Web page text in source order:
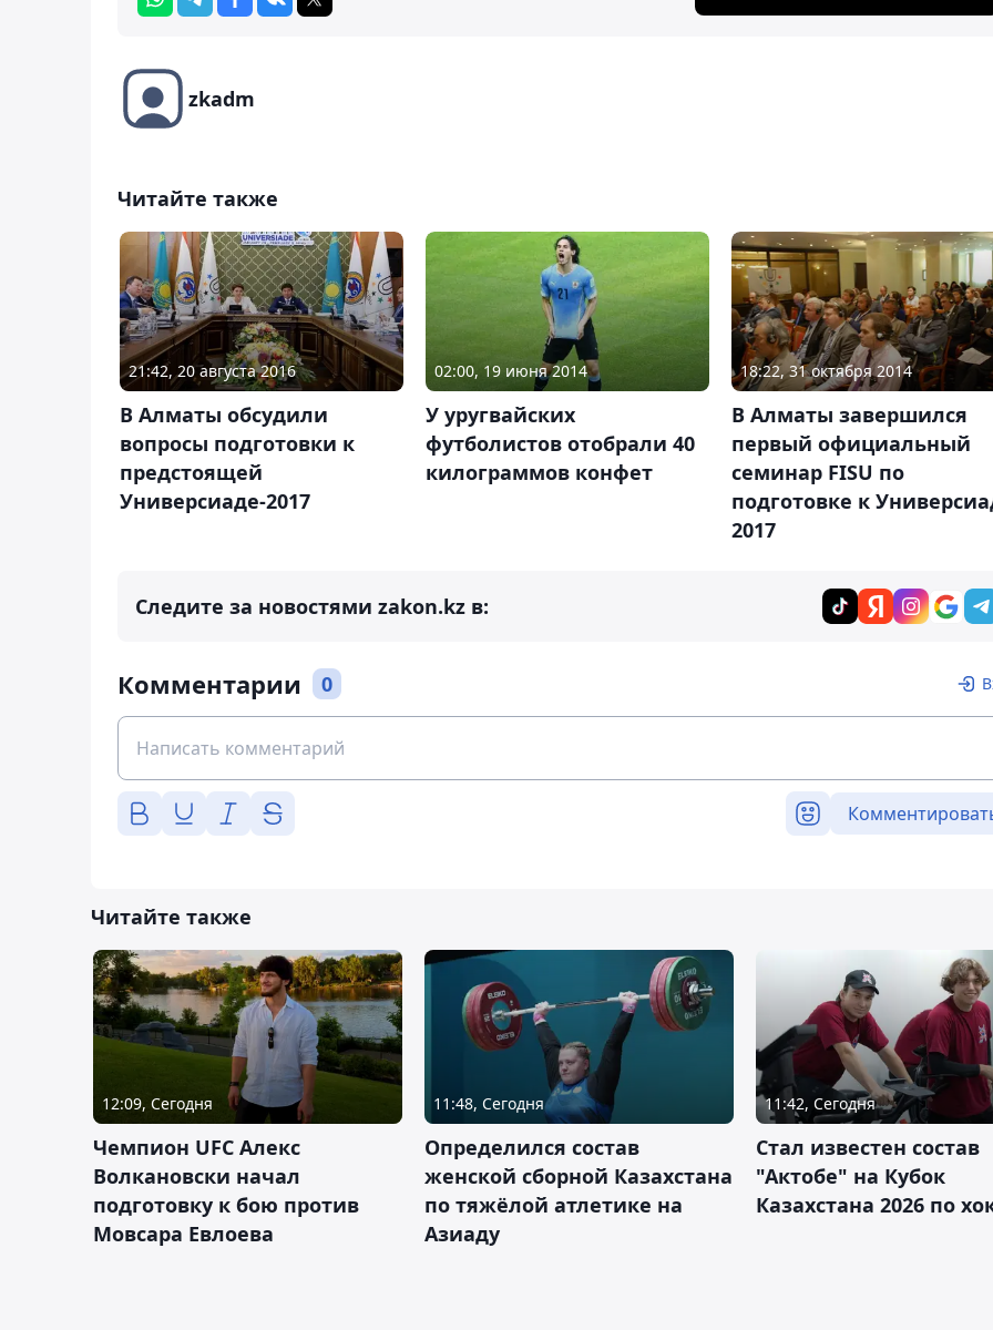
zkadm
Читайте также
21:42, 20 августа 2016
В Алматы обсудили
вопросы подготовки к
предстоящей
Универсиаде-2017
02:00, 19 июня 2014
У уругвайских
футболистов отобрали 40
килограммов конфет
18:22, 31 октября 2014
В Алматы завершился
первый официальный
семинар FISU по
подготовке к
2017
Следите за новостями zakon.kz в:
Комментарии 0
Читайте также
12:09, Сегодня
Чемпион UFC Алекс
Волкановски начал
подготовку к бою против
Мовсара Евлоева
11:48, Сегодня
Определился состав
женской сборной Казахстана
по тяжёлой атлетике на
Азиаду
11:42, Сегодня
Стал известен состав
"Актобе" на Кубок
Казахстана 2026 по